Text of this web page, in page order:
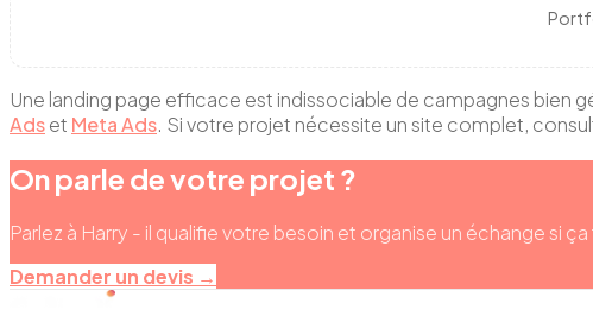
Une landing page efficace est indissociable de campagnes bien
Adset Meta Ads. Si votre projet nécessite un site complet,
On parle de votre projet ?
Parlez à Harry - il qualifie votre besoin et organise un échange si ça
Demander un devis →